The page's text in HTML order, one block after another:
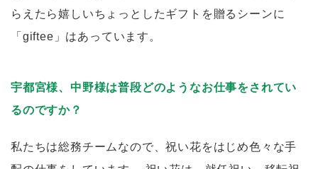
らえたら嬉しいちょっとしたギフトを贈るシーンに
「giftee」はあっています。
宇都宮様、中野様は普段どのようなお仕事をされてい
るのですか？
私たちは総務チームなので、祝い花をはじめ色々な手